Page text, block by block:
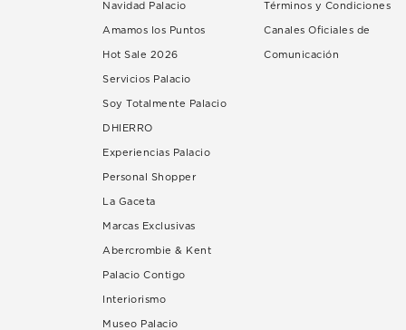
Navidad Palacio
Amamos los Puntos
Hot Sale 2026
Servicios Palacio
Soy Totalmente Palacio
DHIERRO
Experiencias Palacio
Personal Shopper
La Gaceta
Marcas Exclusivas
Abercrombie & Kent
Palacio Contigo
Interiorismo
Museo Palacio
Términos y Condiciones
Canales Oficiales de
Comunicación